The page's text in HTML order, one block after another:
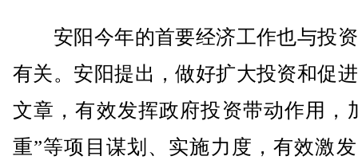
安阳今年的首要经济工作也与投
有关。安阳提出，做好扩大投资和促
文章，有效发挥政府投资带动作用，
重”等项目谋划、实施力度，有效激